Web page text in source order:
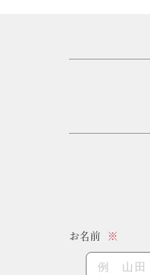
お名前